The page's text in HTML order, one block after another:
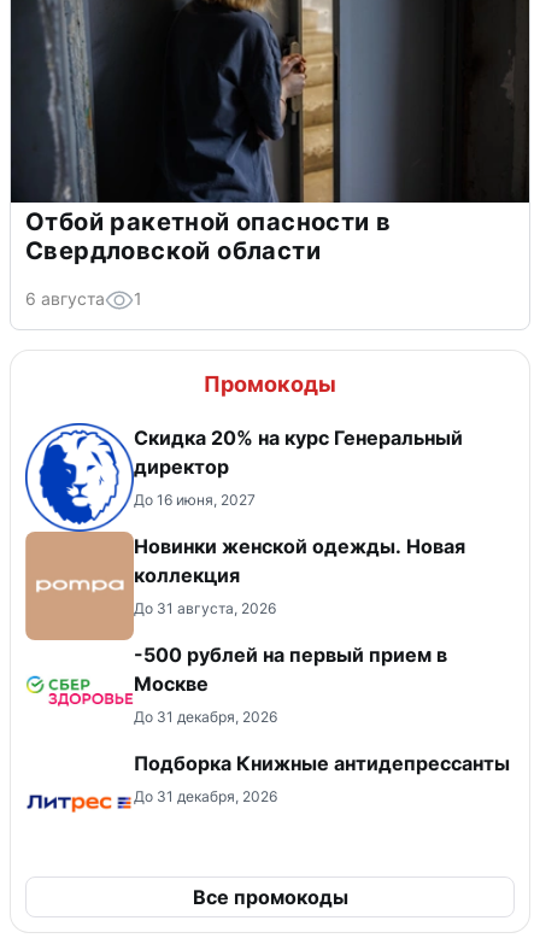
Отбой ракетной опасности в
Свердловской области
6 августа 1
Промокоды
Скидка 20% на курс Генеральный
директор
До 16 июня, 2027
Новинки женской одежды. Новая
коллекция
До 31 августа, 2026
-500 рублей на первый прием в
Москве
До 31 декабря, 2026
Подборка Книжные антидепрессанты
До 31 декабря, 2026
Все промокоды